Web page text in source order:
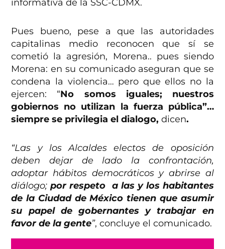
informativa de la SSC-CDMX.
Pues bueno, pese a que las autoridades
capitalinas medio reconocen que sí se
cometió la agresión, Morena.. pues siendo
Morena: en su comunicado aseguran que se
condena la violencia… pero que ellos no la
ejercen: “No somos iguales; nuestros
gobiernos no utilizan la fuerza pública”…
siempre se privilegia el dialogo,dicen.
“Las y los Alcaldes electos de oposición
deben dejar de lado la confrontación,
adoptar hábitos democráticos y abrirse al
diálogo;por respeto a las y los habitantes
de la Ciudad de México tienen que asumir
su papel de gobernantes y trabajar en
favor de la gente”, concluye el comunicado.